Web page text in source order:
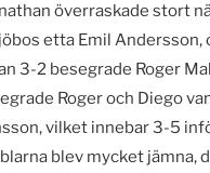
överraskade stort
etta Emil Andersson,
3-2 besegrade Roger
Roger och Diego
vilket innebar 3-5
blev mycket jämna,